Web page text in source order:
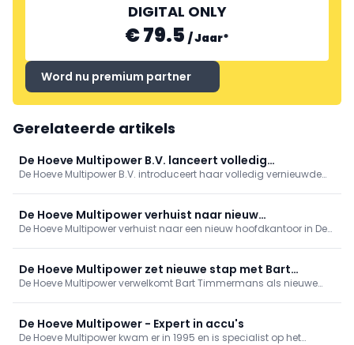
DIGITAL ONLY
€ 79.5 /Jaar*
Word nu premium partner
Gerelateerde artikels
De Hoeve Multipower B.V. lanceert volledig
vernieuwde website
De Hoeve Multipower B.V. introduceert haar volledig vernieuwde
nieuwe site plaatst klanten én geïnteresseerden centraal met een
duidelijke focus op oplossingen en toegevoegde waarde.
De Hoeve Multipower verhuist naar nieuw
hoofdkantoor
De Hoeve Multipower verhuist naar een nieuw hoofdkantoor in Den
De Hoeve Multipower zet nieuwe stap met Bart
Timmermans
De Hoeve Multipower verwelkomt Bart Timmermans als nieuwe
draagbare energieopslag.
De Hoeve Multipower - Expert in accu's
De Hoeve Multipower kwam er in 1995 en is specialist op het